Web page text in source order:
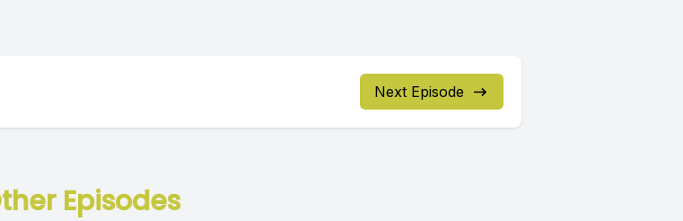
Next Episode
Episodes